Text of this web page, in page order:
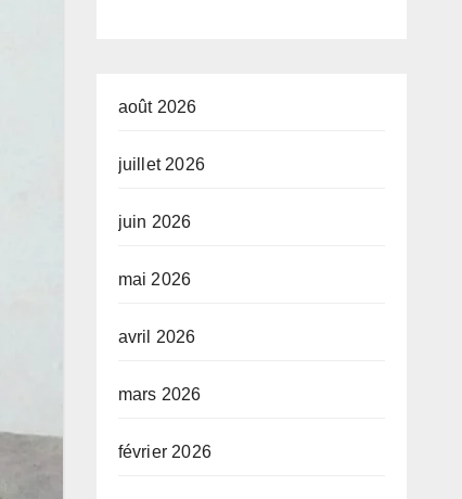
africaine–
Nouveau
pour le
développeme
nt de l’Afrique
NEPAD)
août 2026
juillet 2026
juin 2026
mai 2026
avril 2026
mars 2026
février 2026